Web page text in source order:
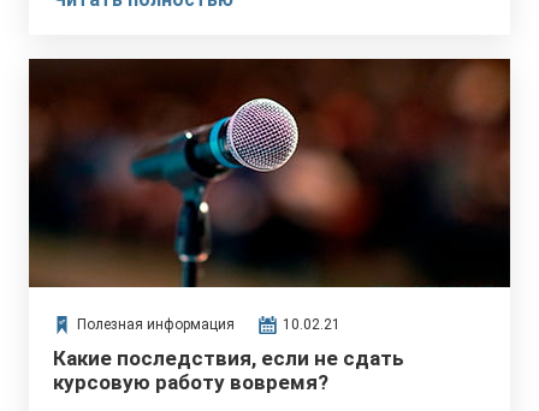
Полезная информация 10.02.21
Какие последствия, если не сдать
курсовую работу вовремя?